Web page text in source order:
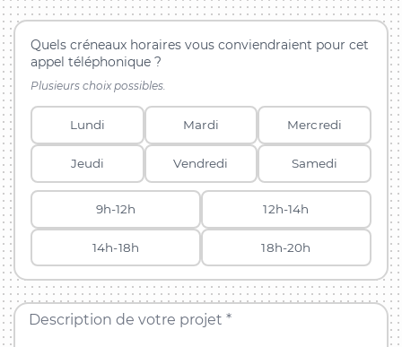
Quels créneaux horaires vous conviendraient pour cet
appel téléphonique ?
Plusieurs choix possibles.
Lundi Mardi Mercredi
Jeudi Vendredi Samedi
9h-12h 12h-14h
14h-18h 18h-20h
Description de votre projet *